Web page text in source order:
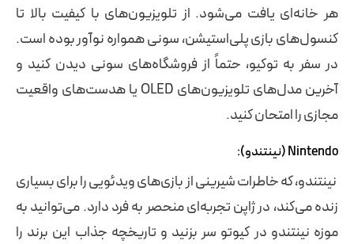
هر خانه‌ای یافت می‌شود. از تلویزیون‌های با کیفیت بالا تا
کنسول‌های بازی پلی‌استیشن، سونی همواره نوآور بوده است.
در سفر به توکیو، حتماً از فروشگاه‌های سونی دیدن کنید و
آخرین مدل‌های تلویزیون‌های OLED یا هدست‌های واقعیت
مجازی را امتحان کنید.
Nintendo (نینتندو):
نینتندو، که خاطرات شیرینی از بازی‌های ویدئویی را برای بسیاری
زنده می‌کند، در ژاپن تجربه‌ای منحصر به فرد دارد. می‌توانید به
موزه نینتندو در کیوتو سر بزنید و تاریخچه جذاب این برند را